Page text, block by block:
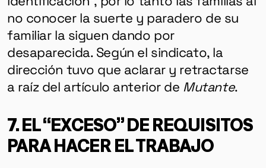
no conocer la suerte y paradero de su
familiar la siguen dando por
desaparecida. Según el sindicato, la
dirección tuvo que aclarar y retractarse
a raíz del artículo anterior de Mutante.
7. EL “EXCESO” DE REQUISITOS
PARA HACER EL TRABAJO